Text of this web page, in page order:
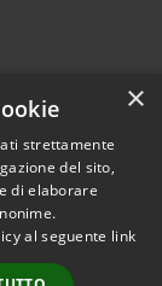
• Comune di
×
strettamente
del sito,
di elaborare
al seguente link